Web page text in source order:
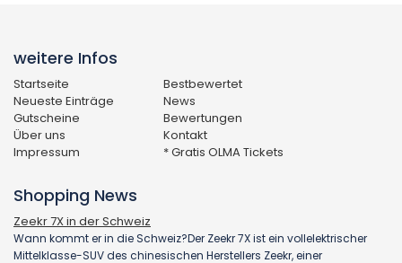
weitere Infos
Startseite
Bestbewertet
Neueste Einträge
News
Gutscheine
Bewertungen
Über uns
Kontakt
Impressum
* Gratis OLMA Tickets
Shopping News
Zeekr 7X in der Schweiz
Wann kommt er in die Schweiz?Der Zeekr 7X ist ein vollelektrischer
Mittelklasse-SUV des chinesischen Herstellers Zeekr, einer